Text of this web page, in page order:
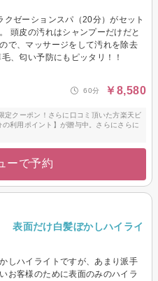
クゼーションスパ（20分）がセット
頭皮の汚れはシャンプーだけだと
で、マッサージをして汚れを除去
、匂い予防にもピッタリ！！
60分 ￥8,580
定クーポン！さらに口コミ頂いた方楽天ビ
利用ポイント】が贈与中。さらにさらに
ーで予約
表面だけ白髪ぼかしハイライ
しハイライトですが、あまり派手
お客様のために表面のみのハイラ